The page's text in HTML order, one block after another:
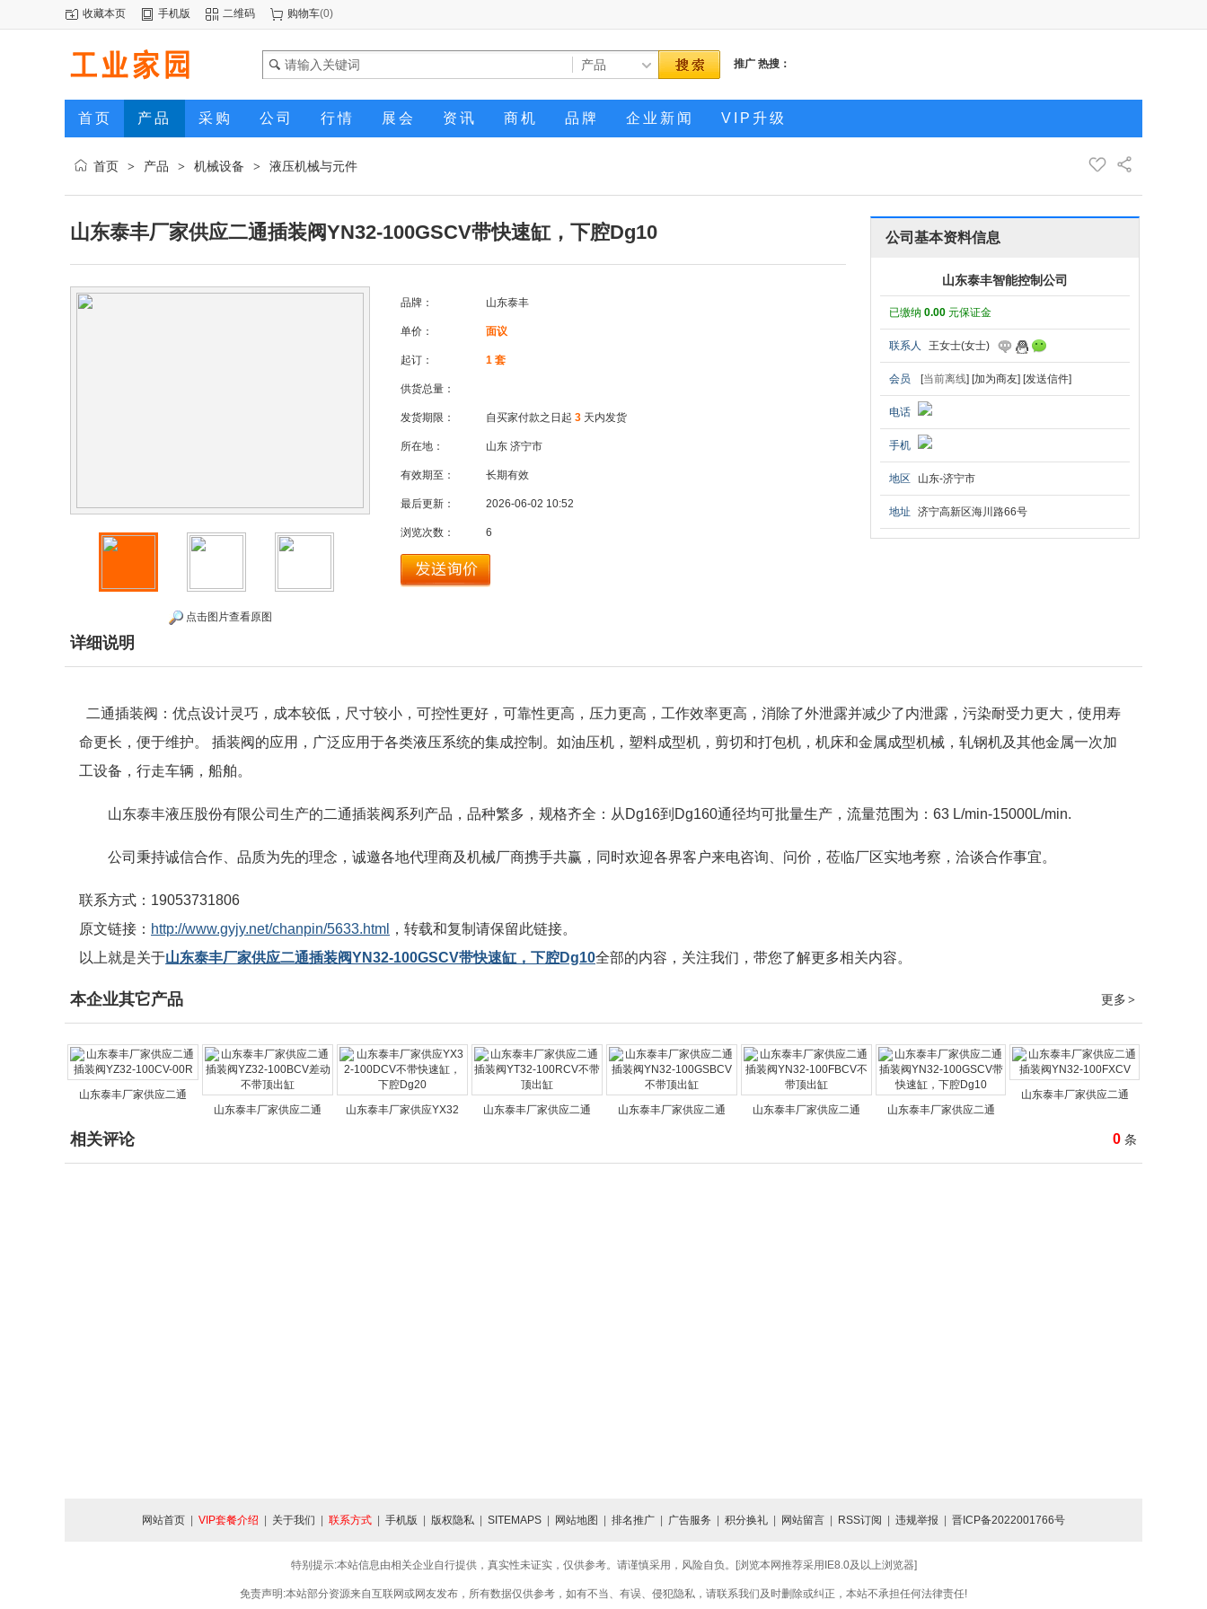
收藏本页 手机版 二维码 购物车(0)
推广 热搜：
首页 产品 采购 公司 行情 展会 资讯 商机 品牌 企业新闻 VIP升级
首页 > 产品 > 机械设备 > 液压机械与元件
山东泰丰厂家供应二通插装阀YN32-100GSCV带快速缸，下腔Dg10
点击图片查看原图
品牌： 山东泰丰
单价： 面议
起订： 1 套
供货总量：
发货期限： 自买家付款之日起 3 天内发货
所在地： 山东 济宁市
有效期至： 长期有效
最后更新： 2026-06-02 10:52
浏览次数： 6
公司基本资料信息
山东泰丰智能控制公司
已缴纳 0.00 元保证金
联系人 王女士(女士)
会员 [当前离线] [加为商友] [发送信件]
电话
手机
地区 山东-济宁市
地址 济宁高新区海川路66号
详细说明
二通插装阀：优点设计灵巧，成本较低，尺寸较小，可控性更好，可靠性更高，压力更高，工作效率更高，消除了外泄露并减少了内泄露，污染耐受力更大，使用寿
命更长，便于维护。 插装阀的应用，广泛应用于各类液压系统的集成控制。如油压机，塑料成型机，剪切和打包机，机床和金属成型机械，轧钢机及其他金属一次加
工设备，行走车辆，船舶。
山东泰丰液压股份有限公司生产的二通插装阀系列产品，品种繁多，规格齐全：从Dg16到Dg160通径均可批量生产，流量范围为：63 L/min-15000L/min.
公司秉持诚信合作、品质为先的理念，诚邀各地代理商及机械厂商携手共赢，同时欢迎各界客户来电咨询、问价，莅临厂区实地考察，洽谈合作事宜。
联系方式：19053731806
原文链接： http://www.gyjy.net/chanpin/5633.html
，转载和复制请保留此链接。
以上就是关于山东泰丰厂家供应二通插装阀YN32-100GSCV带快速缸，下腔Dg10全部的内容，关注我们，带您了解更多相关内容。
更多 >
本企业其它产品
山东泰丰厂家供应二通
山东泰丰厂家供应二通
山东泰丰厂家供应YX32 山东泰丰厂家供应二通 山东泰丰厂家供应二通 山东泰丰厂家供应二通 山东泰丰厂家供应二通
山东泰丰厂家供应二通
0 条
相关评论
网站首页 VIP套餐介绍 关于我们 联系方式 手机版 版权隐私 SITEMAPS 网站地图 排名推广 广告服务 积分换礼 网站留言 RSS订阅 违规举报 晋ICP备2022001766号
特别提示:本站信息由相关企业自行提供，真实性未证实，仅供参考。请谨慎采用，风险自负。[浏览本网推荐采用IE8.0及以上浏览器]
免责声明:本站部分资源来自互联网或网友发布，所有数据仅供参考，如有不当、有误、侵犯隐私，请联系我们及时删除或纠正，本站不承担任何法律责任!